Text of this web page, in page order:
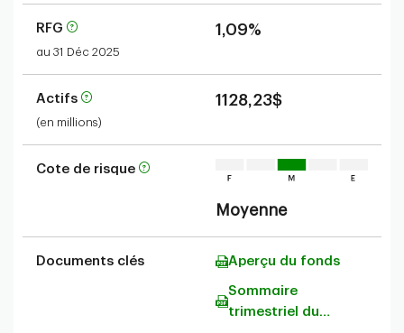
RFG
au 31 Déc 2025
1,09%
Actifs
(en millions)
1128,23$
Cote de risque
Moyenne
Documents clés Aperçu du fonds
Sommaire
trimestriel du